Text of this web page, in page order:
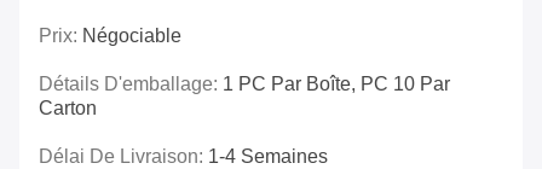
Prix: Négociable
Détails D'emballage: 1 PC Par Boîte, PC 10 Par
Carton
Délai De Livraison: 1-4 Semaines